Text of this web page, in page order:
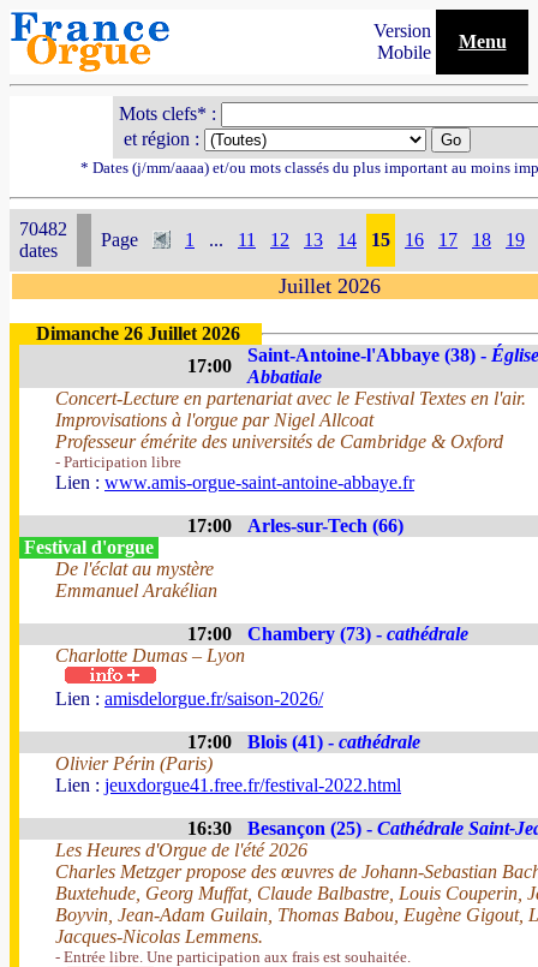
Version
Mobile
Menu
Mots clefs* :
et région :
* Dates (j/mm/aaaa) et/ou mots classés du plus important au moins
70482
dates
Page 1 ... 11 12 13 14 15 16 17 18 19
Juillet 2026
Dimanche 26 Juillet 2026
17:00
Saint-Antoine-l'Abbaye (38) - Église
Abbatiale
Concert-Lecture en partenariat avec le Festival Textes en l'air.
Improvisations à l'orgue par Nigel Allcoat
Professeur émérite des universités de Cambridge & Oxford
- Participation libre
Lien : www.amis-orgue-saint-antoine-abbaye.fr
17:00
Arles-sur-Tech (66)
Festival d'orgue
De l'éclat au mystère
Emmanuel Arakélian
17:00 Chambery (73) - cathédrale
Charlotte Dumas – Lyon
Lien : amisdelorgue.fr/saison-2026/
17:00 Blois (41) - cathédrale
Olivier Périn (Paris)
Lien : jeuxdorgue41.free.fr/festival-2022.html
16:30 Besançon (25) - Cathédrale Saint-
Les Heures d'Orgue de l'été 2026
Charles Metzger propose des œuvres de Johann-Sebastian
Buxtehude, Georg Muffat, Claude Balbastre, Louis Couperin,
Boyvin, Jean-Adam Guilain, Thomas Babou, Eugène Gigout,
Jacques-Nicolas Lemmens.
- Entrée libre. Une participation aux frais est souhaitée.